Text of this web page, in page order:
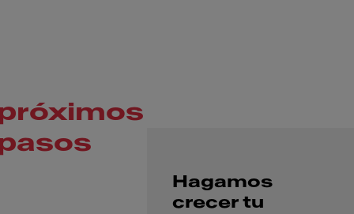
Hagamos
crecer tu